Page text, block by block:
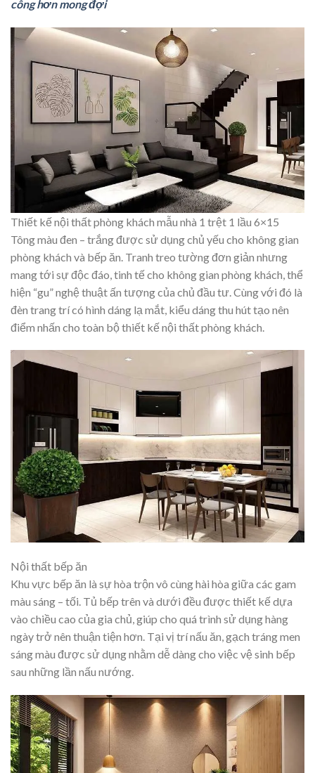
công hơn mong đợi
Thiết kế nội thất phòng khách mẫu nhà 1 trệt 1 lầu 6×15
Tông màu đen – trắng được sử dụng chủ yếu cho không gian
phòng khách và bếp ăn. Tranh treo tường đơn giản nhưng
mang tới sự độc đáo, tinh tế cho không gian phòng khách, thể
hiện “gu” nghệ thuật ấn tượng của chủ đầu tư. Cùng với đó là
đèn trang trí có hình dáng lạ mắt, kiểu dáng thu hút tạo nên
điểm nhấn cho toàn bộ thiết kế nội thất phòng khách.
Nội thất bếp ăn
Khu vực bếp ăn là sự hòa trộn vô cùng hài hòa giữa các gam
màu sáng – tối. Tủ bếp trên và dưới đều được thiết kế dựa
vào chiều cao của gia chủ, giúp cho quá trình sử dụng hàng
ngày trở nên thuận tiện hơn. Tại vị trí nấu ăn, gạch tráng men
sáng màu được sử dụng nhằm dễ dàng cho việc vệ sinh bếp
sau những lần nấu nướng.